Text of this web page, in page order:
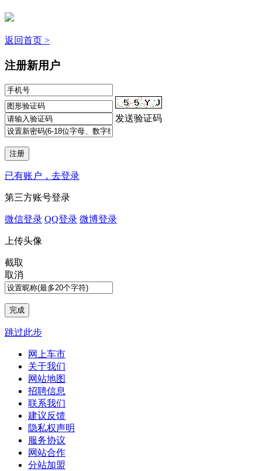
返回首页 >
注册新用户
发送验证码
已有账户，去登录
第三方账号登录
微信登录 QQ登录 微博登录
上传头像
截取
取消
跳过此步
网上车市
关于我们
网站地图
招聘信息
联系我们
建议反馈
隐私权声明
服务协议
网站合作
分站加盟